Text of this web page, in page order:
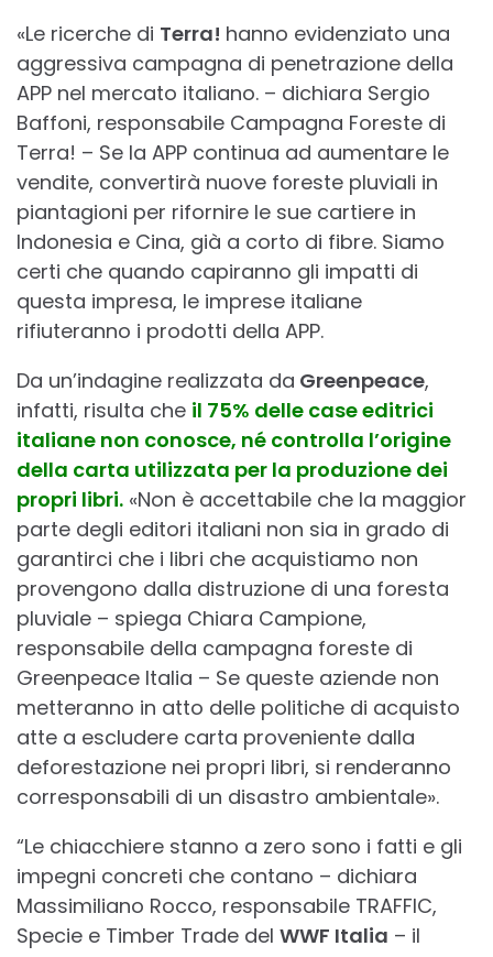
«Le ricerche di Terra! hanno evidenziato una
aggressiva campagna di penetrazione della
APP nel mercato italiano. – dichiara Sergio
Baffoni, responsabile Campagna Foreste di
Terra! – Se la APP continua ad aumentare le
vendite, convertirà nuove foreste pluviali in
piantagioni per rifornire le sue cartiere in
Indonesia e Cina, già a corto di fibre. Siamo
certi che quando capiranno gli impatti di
questa impresa, le imprese italiane
rifiuteranno i prodotti della APP.
Da un’indagine realizzata da Greenpeace,
infatti, risulta che il 75% delle case editrici
italiane non conosce, né controlla l’origine
della carta utilizzata per la produzione dei
propri libri. «Non è accettabile che la maggior
parte degli editori italiani non sia in grado di
garantirci che i libri che acquistiamo non
provengono dalla distruzione di una foresta
pluviale – spiega Chiara Campione,
responsabile della campagna foreste di
Greenpeace Italia – Se queste aziende non
metteranno in atto delle politiche di acquisto
atte a escludere carta proveniente dalla
deforestazione nei propri libri, si renderanno
corresponsabili di un disastro ambientale».
“Le chiacchiere stanno a zero sono i fatti e gli
impegni concreti che contano – dichiara
Massimiliano Rocco, responsabile TRAFFIC,
Specie e Timber Trade del WWF Italia – il